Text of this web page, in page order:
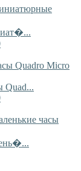
Quad...